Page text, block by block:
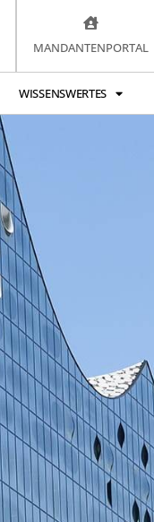
MANDANTENPORTAL
WISSENSWERTES